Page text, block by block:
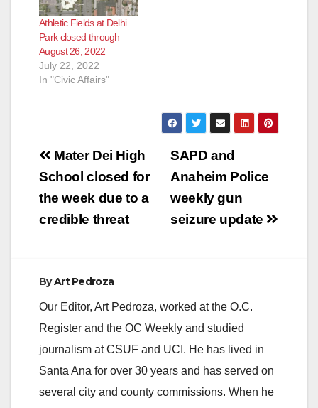
Athletic Fields at Delhi
Park closed through
August 26, 2022
July 22, 2022
In "Civic Affairs"
Post
navigation
SAPD and
Anaheim Police
weekly gun
seizure update
Mater Dei High
School closed for
the week due to a
credible threat
ByArt Pedroza
Our Editor, Art Pedroza, worked at the O.C.
Register and the OC Weekly and studied
journalism at CSUF and UCI. He has lived in
Santa Ana for over 30 years and has served on
several city and county commissions. When he